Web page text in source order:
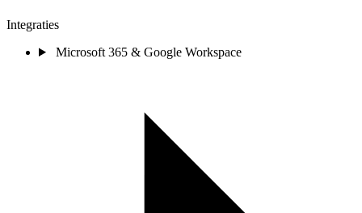
Integraties
Microsoft 365 & Google Workspace